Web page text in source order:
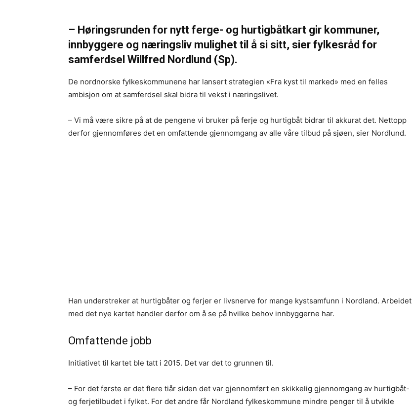
– Høringsrunden for nytt ferge- og hurtigbåtkart gir kommuner,
innbyggere og næringsliv mulighet til å si sitt, sier fylkesråd for
samferdsel Willfred Nordlund (Sp).
De nordnorske fylkeskommunene har lansert strategien «Fra kyst til marked» med en felles
ambisjon om at samferdsel skal bidra til vekst i næringslivet.
– Vi må være sikre på at de pengene vi bruker på ferje og hurtigbåt bidrar til akkurat det. Nettopp
derfor gjennomføres det en omfattende gjennomgang av alle våre tilbud på sjøen, sier Nordlund.
Han understreker at hurtigbåter og ferjer er livsnerve for mange kystsamfunn i Nordland. Arbeidet
med det nye kartet handler derfor om å se på hvilke behov innbyggerne har.
Omfattende jobb
Initiativet til kartet ble tatt i 2015. Det var det to grunnen til.
– For det første er det flere tiår siden det var gjennomført en skikkelig gjennomgang av hurtigbåt-
og ferjetilbudet i fylket. For det andre får Nordland fylkeskommune mindre penger til å utvikle